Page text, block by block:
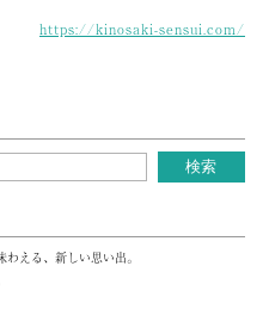
https://kinosaki-sensui.com/
える、新しい思い出。